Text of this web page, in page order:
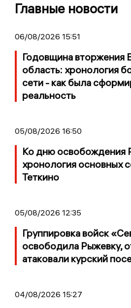
Главные новости
06/08/2026 15:51
Годовщина вторжения
область: хронология
сети - как была
реальность
05/08/2026 16:50
Ко дню освобождения
хронология основных
Теткино
05/08/2026 12:35
Группировка войск
освободила Рыжевку,
атаковали курский
04/08/2026 15:27